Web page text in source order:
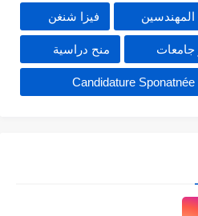
فيزا شنغن
جامعات منح دراسية
Candidature Sponatnée